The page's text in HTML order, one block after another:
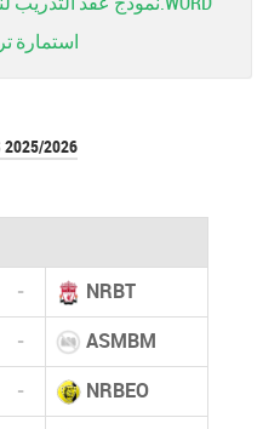
استمارة
2025/2026
- NRBT
- ASMBM
- NRBEO